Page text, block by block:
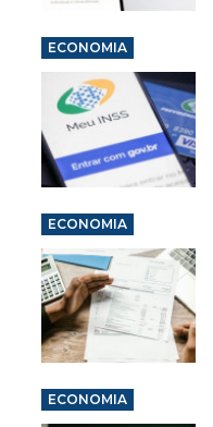
ECONOMIA
ECONOMIA
ECONOMIA